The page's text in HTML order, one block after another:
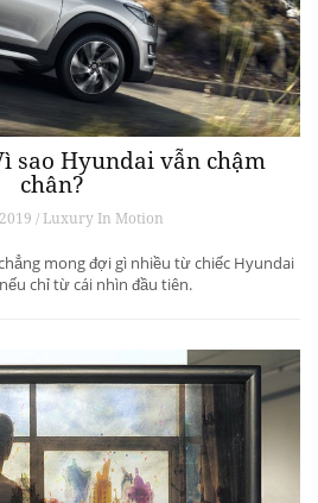
sao Hyundai vẫn chậm
chân?
/ Luxury In Motion
mong đợi gì nhiều từ chiếc Hyundai
chỉ từ cái nhìn đầu tiên.